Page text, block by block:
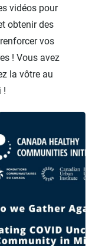
vidéos pour
obtenir des
vos
! Vous avez
la vôtre au
!